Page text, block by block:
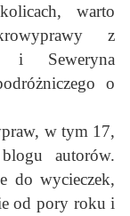
warto
z
i Seweryna
o
w tym 17,
autorów.
do wycieczek,
od pory roku i